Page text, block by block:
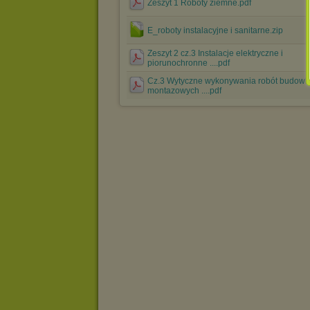
Zeszyt 1 Roboty ziemne.pdf
E_roboty instalacyjne i sanitarne.zip
Zeszyt 2 cz.3 Instalacje elektryczne i
piorunochronne ....pdf
Cz.3 Wytyczne wykonywania robót
montazowych ....pdf